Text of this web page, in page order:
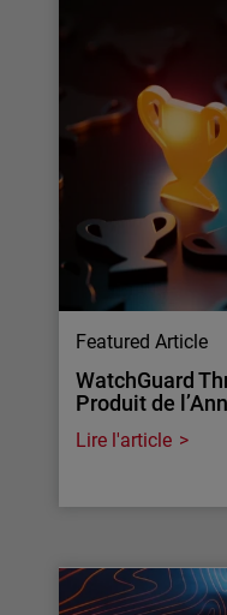
Featured Article
WatchGuard
Produit de
Lire l'article